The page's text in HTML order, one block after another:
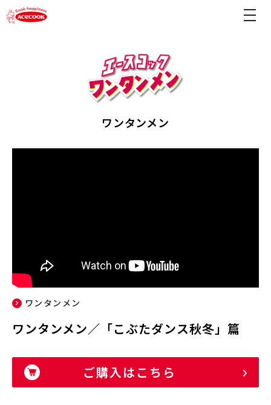
ワンタンメン
ワンタンメン
ワンタンメン／「こぶたダンス秋冬」篇
ご購入はこちら